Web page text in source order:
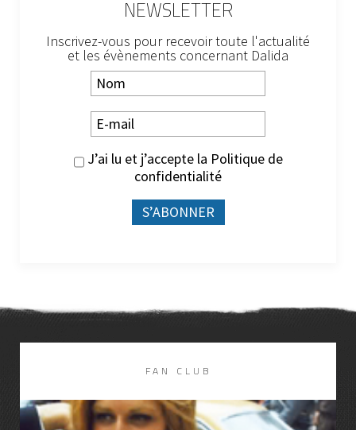
NEWSLETTER
Inscrivez-vous pour recevoir toute l'actualité
et les évènements concernant Dalida
J’ai lu et j’accepte la Politique de
confidentialité
FAN CLUB